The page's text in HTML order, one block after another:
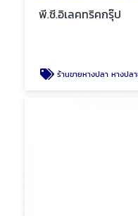
พี.ซี.อิเลคทริคกรุ๊ป
ร้านขายหางปลา หางปลายุโรป พัท